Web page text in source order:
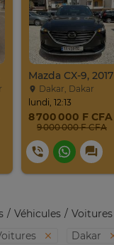
Mazda CX-9, 2017
Dakar, Dakar
lundi, 12:13
8 700 000 F CFA
9 000 000 F CFA
Véhicules Voitures
Dakar